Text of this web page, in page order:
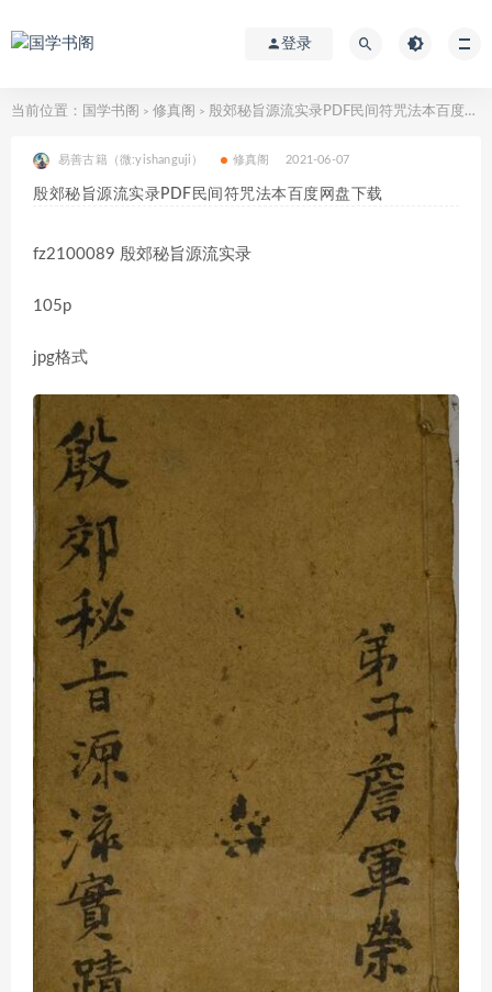
登录
当前位置： 国学书阁 > 修真阁 > 殷郊秘旨源流实录PDF民间符咒法本百度网盘下载
易善古籍（微:yishanguji） 修真阁 2021-06-07
殷郊秘旨源流实录PDF民间符咒法本百度网盘下载
fz2100089 殷郊秘旨源流实录
105p
jpg格式